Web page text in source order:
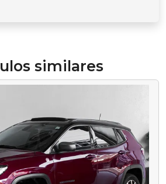
similares